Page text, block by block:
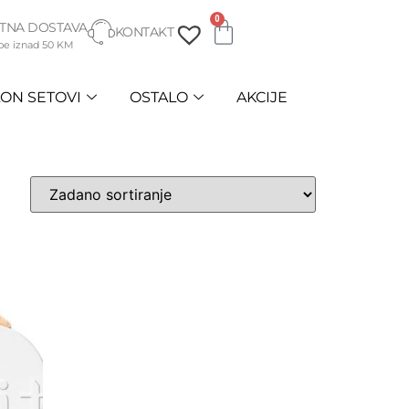
DOSTAVA
iznad 50 KM
KONTAKT
0
SETOVI OSTALO AKCIJE